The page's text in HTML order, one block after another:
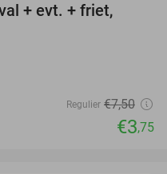
+ evt. + friet,
Regulier €7,50
€3,75